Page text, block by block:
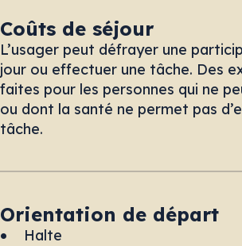
Coûts de séjour
L’usager peut défrayer une
jour ou effectuer une tâche. Des
faites pour les personnes qui ne
ou dont la santé ne permet pas
tâche.
Orientation de départ
Halte